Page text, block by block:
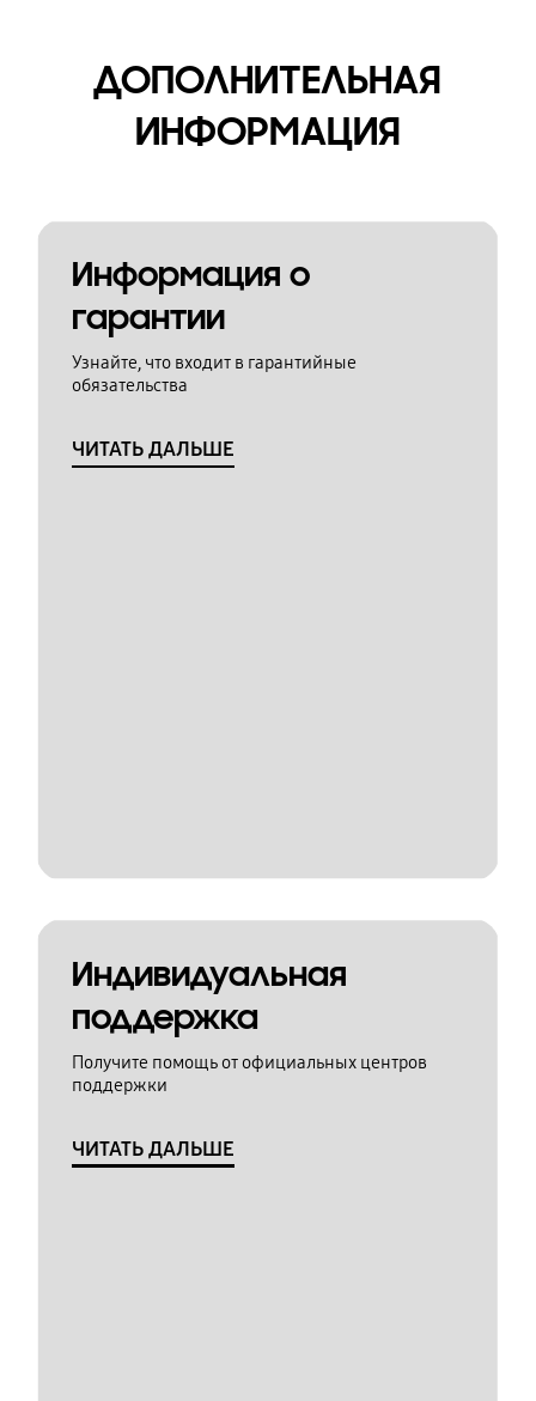
ДОПОЛНИТЕЛЬНАЯ
ИНФОРМАЦИЯ
Информация о
гарантии
Узнайте, что входит в гарантийные
обязательства
ЧИТАТЬ ДАЛЬШЕ
Индивидуальная
поддержка
Получите помощь от официальных центров
поддержки
ЧИТАТЬ ДАЛЬШЕ